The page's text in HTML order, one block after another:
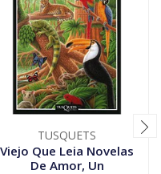
TUSQUETS
Viejo Que Leia Novelas
De Amor, Un